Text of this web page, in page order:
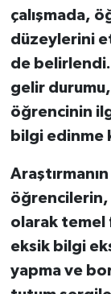
çalışmada,
düzeylerini
de
gelir
öğrencinin
bilgi edinme
öğrencilerin,
olarak temel
eksik bilgi
yapma ve